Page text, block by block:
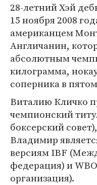
28-летний Хэй
15 ноября 2008
американцем
Англичанин,
абсолютным
килограмма,
соперника в
Виталию Кличко
чемпионский
боксерский
Владимир
версиям IBF
федерация) и
организация).